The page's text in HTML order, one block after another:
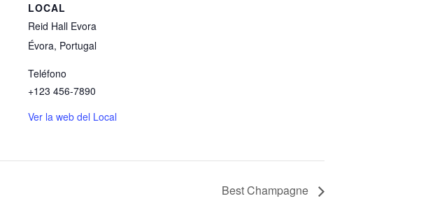
LOCAL
Reid Hall Evora
Évora, Portugal
Teléfono
+123 456-7890
Ver la web del Local
Best Champagne